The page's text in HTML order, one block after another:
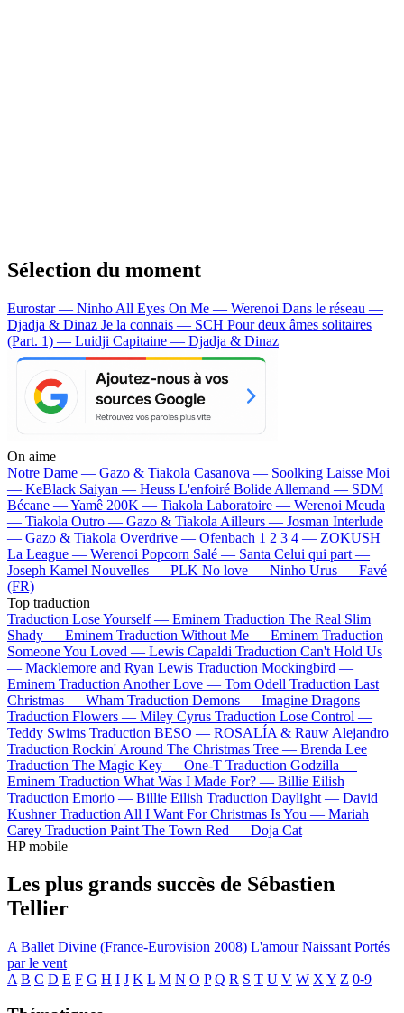
Sélection du moment
Eurostar — Ninho All Eyes On Me — Werenoi Dans le réseau —
Djadja & Dinaz Je la connais — SCH Pour deux âmes solitaires
(Part. 1) — Luidji Capitaine — Djadja & Dinaz
On aime
Notre Dame — Gazo & Tiakola Casanova — Soolking Laisse Moi
— KeBlack Saiyan — Heuss L'enfoiré Bolide Allemand — SDM
Bécane —Yamê 200K — Tiakola Laboratoire — Werenoi Meuda
— Tiakola Outro — Gazo & Tiakola Ailleurs — Josman Interlude
— Gazo & Tiakola Overdrive — Ofenbach 1 2 3 4 — ZOKUSH
La League — Werenoi Popcorn Salé — Santa Celui qui part —
Joseph Kamel Nouvelles — PLK No love — Ninho Urus — Favé
(FR)
Top traduction
Traduction Lose Yourself — Eminem Traduction The Real Slim
Shady — Eminem Traduction Without Me — Eminem Traduction
Someone You Loved — Lewis Capaldi Traduction Can't Hold Us
— Macklemore and Ryan Lewis Traduction Mockingbird —
Eminem Traduction Another Love — Tom Odell Traduction Last
Christmas — Wham Traduction Demons — Imagine Dragons
Traduction Flowers — Miley Cyrus Traduction Lose Control —
Teddy Swims Traduction BESO — ROSALÍA & Rauw Alejandro
Traduction Rockin' Around The Christmas Tree — Brenda Lee
Traduction The Magic Key — One-T Traduction Godzilla —
Eminem Traduction What Was I Made For? — Billie Eilish
Traduction Emorio — Billie Eilish Traduction Daylight — David
Kushner Traduction All I Want For Christmas Is You — Mariah
Carey Traduction Paint The Town Red — Doja Cat
HP mobile
Les plus grands succès de Sébastien
Tellier
A Ballet Divine (France-Eurovision 2008) L'amour Naissant Portés
par le vent
A B C D E F G H I J K L M N O P Q R S T U V W X Y Z 0-9